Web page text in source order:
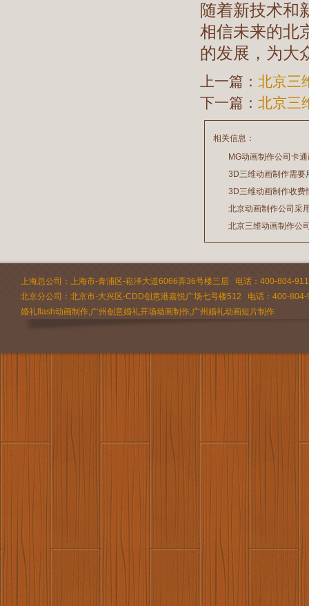
随着新技术和
相信未来的北
的发展，为大
上一篇： 北京三
下一篇： 北京三
相关信息：
MG动画制作公司卡
2026/07/21
3D三维动画制作需要
2026/03/19
3D三维动画制作收费
2026/02/28
北京动画制作公司采
2026/02/24
北京三维动画制作公
2026/02/09
上海总公司：上海市-青浦区-崧泽大道6066弄36号楼三层 电话：400-804-
北京分公司：北京市-大兴区-CDD创意港嘉悦广场七号楼512 电话：400-
婚礼flash动画制作,广州创意婚礼开场动画制作,广州婚礼动画短片制作